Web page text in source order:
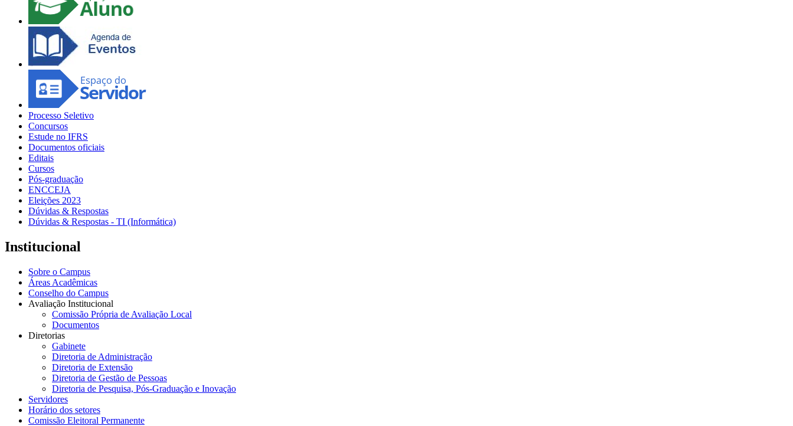
Processo Seletivo
Concursos
Estude no IFRS
Documentos oficiais
Editais
Cursos
Pós-graduação
ENCCEJA
Eleições 2023
Dúvidas & Respostas
Dúvidas & Respostas - TI (Informática)
Institucional
Sobre o Campus
Áreas Acadêmicas
Conselho do Campus
Avaliação Institucional
Comissão Própria de Avaliação Local
Documentos
Diretorias
Gabinete
Diretoria de Administração
Diretoria de Extensão
Diretoria de Gestão de Pessoas
Diretoria de Pesquisa, Pós-Graduação e Inovação
Servidores
Horário dos setores
Comissão Eleitoral Permanente